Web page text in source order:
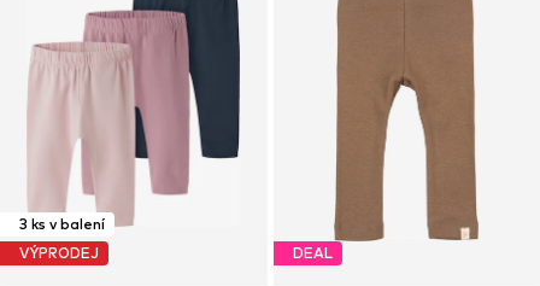
3 ks v balení
VÝPRODEJ
DEAL